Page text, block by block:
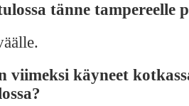
tänne tampereelle
viimeksi käyneet